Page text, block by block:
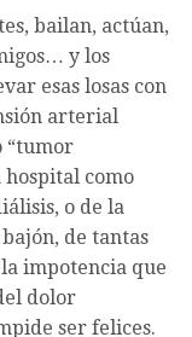
bailan, actúan,
y los
esas losas con
arterial
“tumor
hospital como
o de la
de tantas
impotencia que
dolor
ser felices.